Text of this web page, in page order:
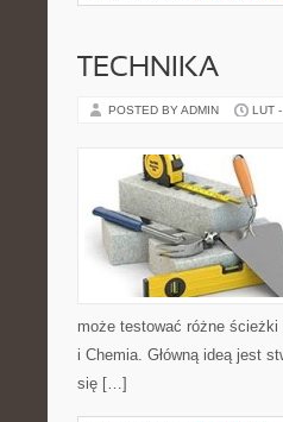
TECHNIKA
POSTED BY ADMIN LUT
może testować różne
i Chemia. Główną ideą jest
się […]